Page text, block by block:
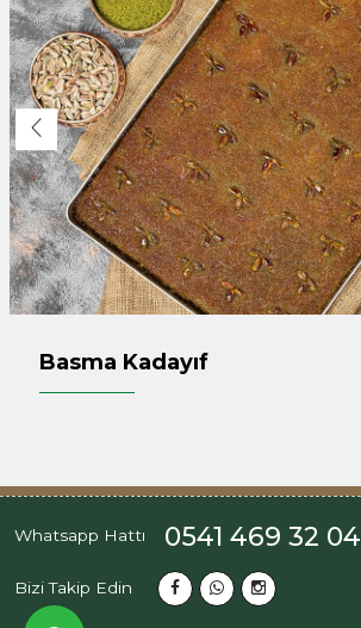
Basma Kadayıf
Whatsapp Hattı 0541 469 32 04
Bizi Takip Edin